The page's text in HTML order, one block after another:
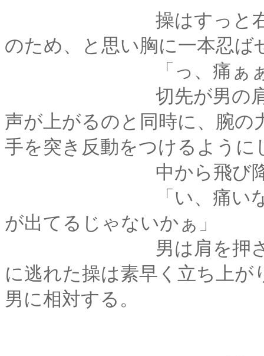
操はすっと右手を着
のため、と思い胸に一本忍
「っ、痛ぁぁぁぁ
切先が男の肩を横に
声が上がるのと同時に、腕の
手を突き反動をつけるように
中から飛び降り
「い、痛いなぁ、び
が出てるじゃないかぁ」
男は肩を押さえなが
に逃れた操は素早く立ち上
男に相対する。